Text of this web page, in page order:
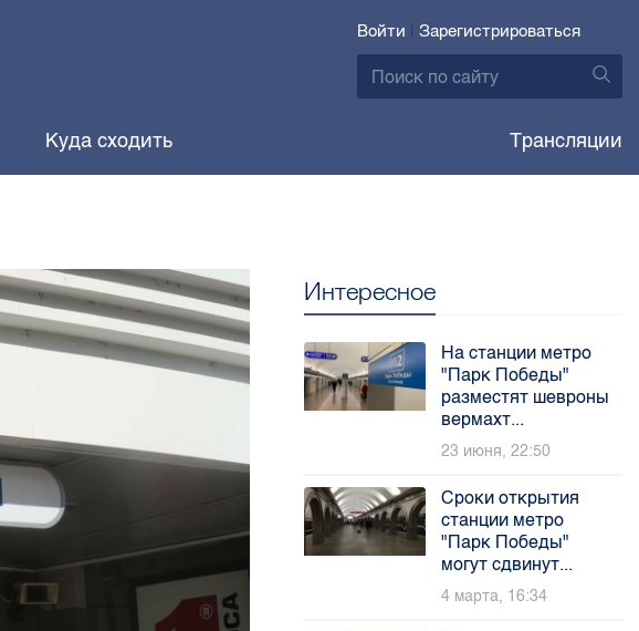
Войти | Зарегистрироваться
Куда сходить Трансляции
Интересное
На станции метро
"Парк Победы"
разместят шевроны
вермахт...
23 июня, 22:50
Сроки открытия
станции метро
"Парк Победы"
могут сдвинут...
4 марта, 16:34